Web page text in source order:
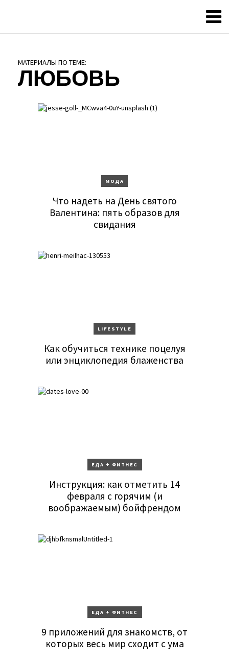
МАТЕРИАЛЫ ПО ТЕМЕ:
ЛЮБОВЬ
МОДА
Что надеть на День святого
Валентина: пять образов для
свидания
LIFESTYLE
Как обучиться технике поцелуя
или энциклопедия блаженства
ЕДА + ФИТНЕС
Инструкция: как отметить 14
февраля с горячим (и
воображаемым) бойфрендом
ЕДА + ФИТНЕС
9 приложений для знакомств, от
которых весь мир сходит с ума